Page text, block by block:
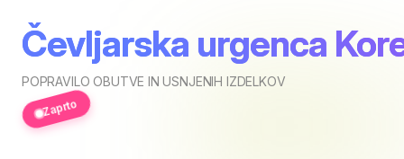
Čevljarska urgenca
POPRAVILO OBUTVE IN USNJENIH IZDELKOV
Zaprto